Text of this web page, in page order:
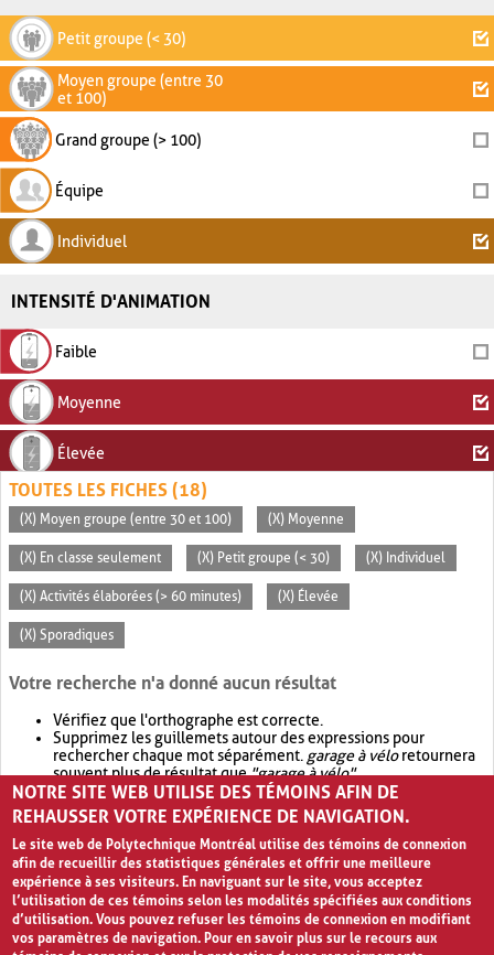
Petit groupe (< 30)
Moyen groupe (entre 30
et 100)
Grand groupe (> 100)
Équipe
Individuel
INTENSITÉ D'ANIMATION
Faible
Moyenne
Élevée
TOUTES LES FICHES (18)
(X) Moyen groupe (entre 30 et 100) (X) Moyenne
(X) En classe seulement (X) Petit groupe (< 30) (X) Individuel
(X) Activités élaborées (> 60 minutes) (X) Élevée
(X) Sporadiques
Votre recherche n'a donné aucun résultat
Vérifiez que l'orthographe est correcte.
Supprimez les guillemets autour des expressions pour
rechercher chaque mot séparément. garage à véloretournera
souvent plus de résultat que"garage à vélo".
Envisagez d'élargir votre recherche avec OR.garage OR vélo
retournera souvent plus de résultat quegarage à vélo
NOTRE SITE WEB UTILISE DES TÉMOINS AFIN DE
REHAUSSER VOTRE EXPÉRIENCE DE NAVIGATION.
Le site web de Polytechnique Montréal utilise des témoins de connexion
afin de recueillir des statistiques générales et offrir une meilleure
expérience à ses visiteurs. En naviguant sur le site, vous acceptez
l’utilisation de ces témoins selon les modalités spécifiées aux conditions
d’utilisation. Vous pouvez refuser les témoins de connexion en modifiant
vos paramètres de navigation. Pour en savoir plus sur le recours aux